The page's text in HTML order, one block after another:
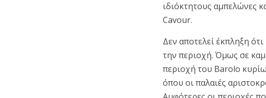
ιδιόκτητους αμπελώνες
Cavour.
Δεν αποτελεί έκπληξη
την περιοχή. Όμως σε
περιοχή του Barolo
όπου οι παλαιές